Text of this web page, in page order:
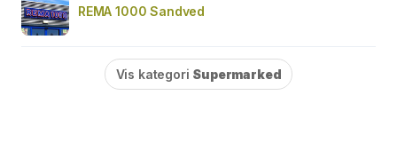
REMA 1000 Sandved
Vis kategori Supermarked